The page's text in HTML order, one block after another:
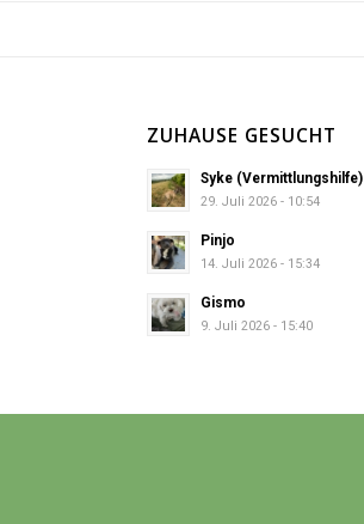
ZUHAUSE GESUCHT
Syke (Vermittlungshilfe)
29. Juli 2026 - 10:54
Pinjo
14. Juli 2026 - 15:34
Gismo
9. Juli 2026 - 15:40